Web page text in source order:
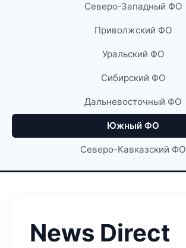
Северо-Западный ФО
Приволжский ФО
Уральский ФО
Сибирский ФО
Дальневосточный ФО
Южный ФО
Северо-Кавказский ФО
News Direct